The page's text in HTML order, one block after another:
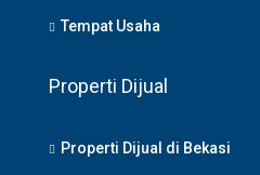
Tempat Usaha
Properti Dijual
Properti Dijual di Bekasi